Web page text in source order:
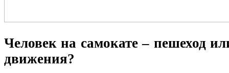
Человек на самокате – пешеход
движения?